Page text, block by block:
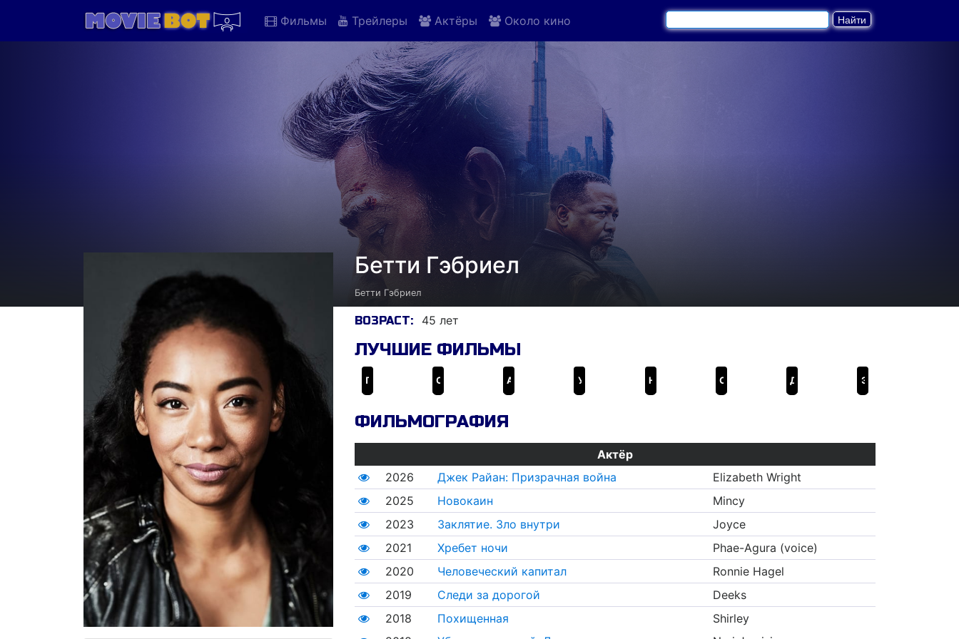
Фильмы Трейлеры Актёры Около кино
Бетти Гэбриел
Бетти Гэбриел
ВОЗРАСТ: 45 лет
ЛУЧШИЕ ФИЛЬМЫ
ФИЛЬМОГРАФИЯ
Актёр
2026
Джек Райан: Призрачная война
Elizabeth Wright
2025
Новокаин
Mincy
2023
Заклятие. Зло внутри
Joyce
2021
Хребет ночи
Phae-Agura (voice)
2020
Человеческий капитал
Ronnie Hagel
2019
Следи за дорогой
Deeks
2018
Похищенная
Shirley